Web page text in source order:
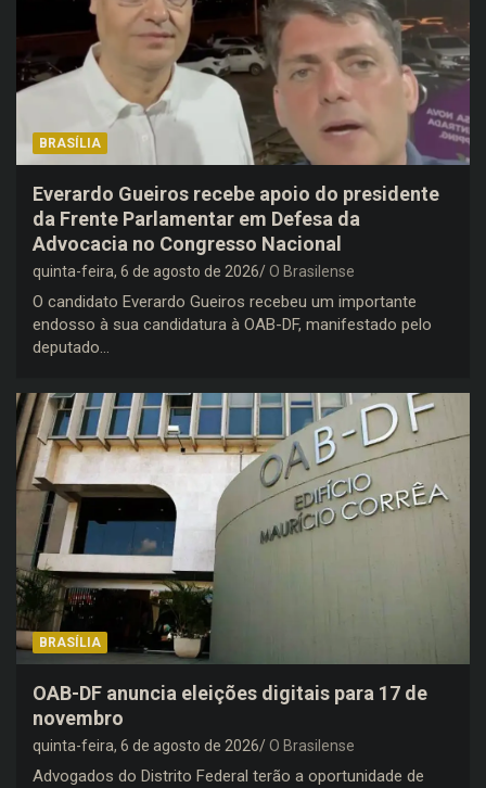
BRASÍLIA
Everardo Gueiros recebe apoio do presidente
da Frente Parlamentar em Defesa da
Advocacia no Congresso Nacional
quinta-feira, 6 de agosto de 2026 O Brasilense
O candidato Everardo Gueiros recebeu um importante
endosso à sua candidatura à OAB-DF, manifestado pelo
deputado…
BRASÍLIA
OAB-DF anuncia eleições digitais para 17 de
novembro
quinta-feira, 6 de agosto de 2026 O Brasilense
Advogados do Distrito Federal terão a oportunidade de